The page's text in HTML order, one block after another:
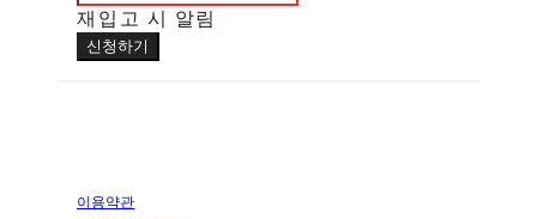
재입고 시 알림
신청하기
이용약관